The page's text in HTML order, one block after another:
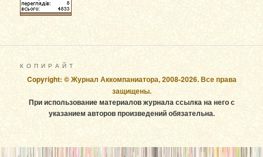
К О П И Р А Й Т
Copyright: © Журнал Аккомпаниатора, 2008-2026. Все права
защищены.
При использование материалов журнала ссылка на него с
указанием авторов произведений обязательна.